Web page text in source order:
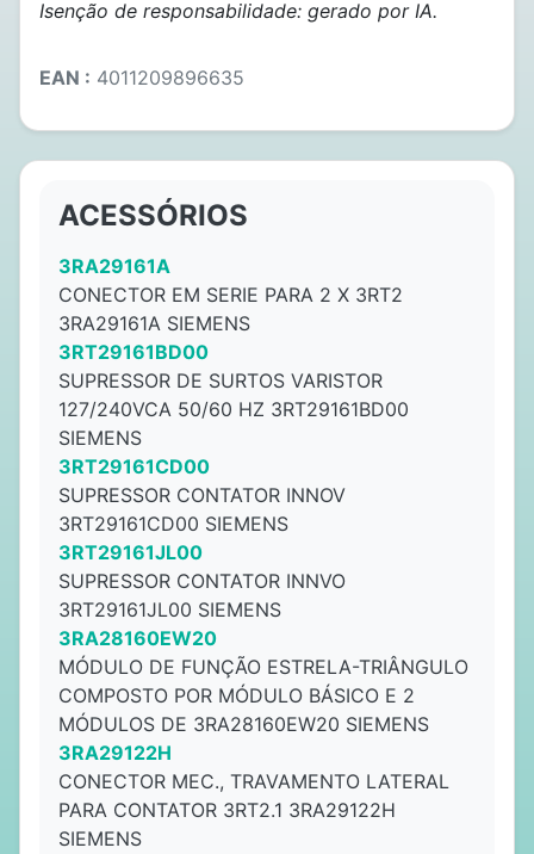
Isenção de responsabilidade: gerado por IA.
EAN : 4011209896635
ACESSÓRIOS
3RA29161A
CONECTOR EM SERIE PARA 2 X 3RT2
3RA29161A SIEMENS
3RT29161BD00
SUPRESSOR DE SURTOS VARISTOR
127/240VCA 50/60 HZ 3RT29161BD00
SIEMENS
3RT29161CD00
SUPRESSOR CONTATOR INNOV
3RT29161CD00 SIEMENS
3RT29161JL00
SUPRESSOR CONTATOR INNVO
3RT29161JL00 SIEMENS
3RA28160EW20
MÓDULO DE FUNÇÃO ESTRELA-TRIÂNGULO
COMPOSTO POR MÓDULO BÁSICO E 2
MÓDULOS DE 3RA28160EW20 SIEMENS
3RA29122H
CONECTOR MEC., TRAVAMENTO LATERAL
PARA CONTATOR 3RT2.1 3RA29122H
SIEMENS